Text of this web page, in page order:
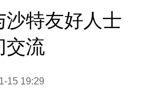
特友好人士
交流
15 19:29